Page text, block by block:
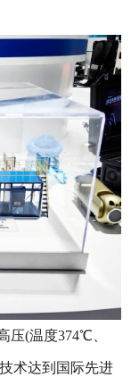
压(温度374℃、
术达到国际先进